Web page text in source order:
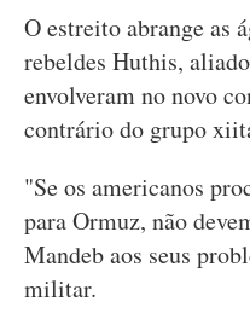
O estreito abrange as
rebeldes Huthis,
envolveram no novo
contrário do grupo
"Se os americanos
para Ormuz, não
Mandeb aos seus
militar.